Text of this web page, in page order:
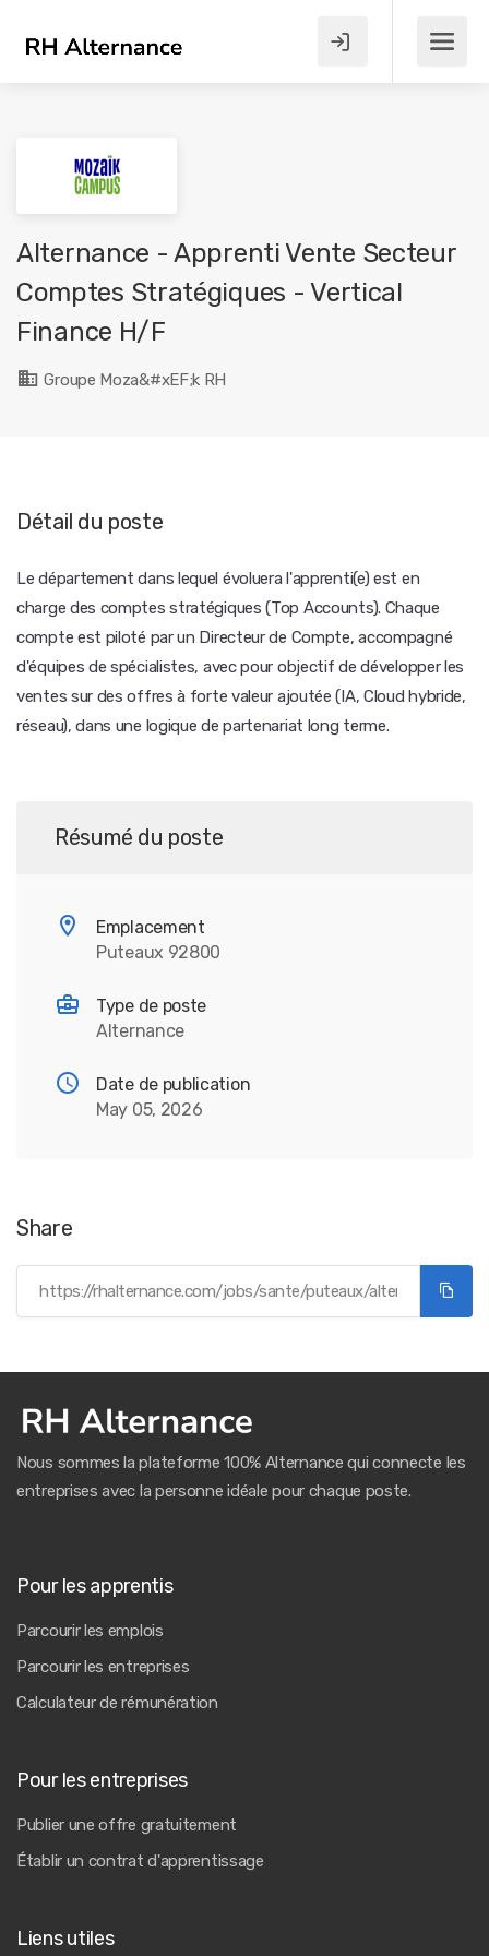
Alternance - Apprenti Vente Secteur
Comptes Stratégiques - Vertical
Finance H/F
Groupe Moza&#xEF;k RH
Détail du poste
Le département dans lequel évoluera l'apprenti(e) est en
charge des comptes stratégiques (Top Accounts). Chaque
compte est piloté par un Directeur de Compte, accompagné
d'équipes de spécialistes, avec pour objectif de développer les
ventes sur des offres à forte valeur ajoutée (IA, Cloud hybride,
réseau), dans une logique de partenariat long terme.
Résumé du poste
Emplacement
Puteaux 92800
Type de poste
Alternance
Date de publication
May 05, 2026
Share
Nous sommes la plateforme 100% Alternance qui connecte les
entreprises avec la personne idéale pour chaque poste.
Pour les apprentis
Parcourir les emplois
Parcourir les entreprises
Calculateur de rémunération
Pour les entreprises
Publier une offre gratuitement
Établir un contrat d'apprentissage
Liens utiles